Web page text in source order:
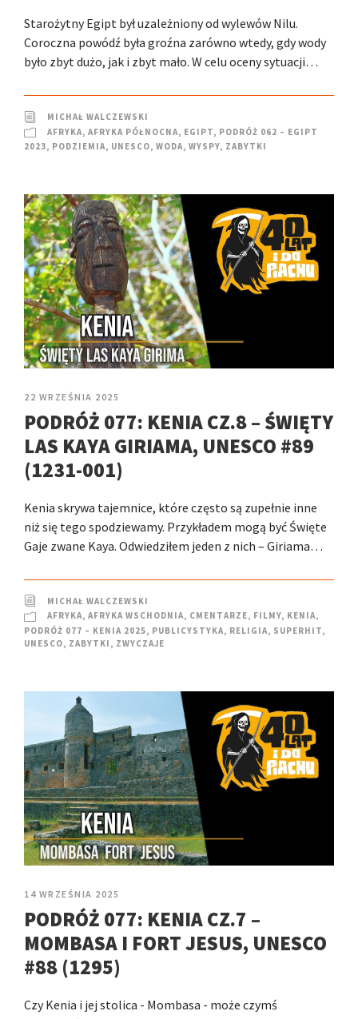
Starożytny Egipt był uzależniony od wylewów Nilu.
Coroczna powódź była groźna zarówno wtedy, gdy wody
było zbyt dużo, jak i zbyt mało. W celu oceny sytuacji…
MICHAŁ WALCZEWSKI
AFRYKA, AFRYKA PÓŁNOCNA, EGIPT, PODRÓŻ 062 – EGIPT
2023, PODZIEMIA, UNESCO, WODA, WYSPY, ZABYTKI
22 WRZEŚNIA 2025
PODRÓŻ 077: KENIA CZ.8 – ŚWIĘTY
LAS KAYA GIRIAMA, UNESCO #89
(1231-001)
Kenia skrywa tajemnice, które często są zupełnie inne
niż się tego spodziewamy. Przykładem mogą być Święte
Gaje zwane Kaya. Odwiedziłem jeden z nich – Giriama…
MICHAŁ WALCZEWSKI
AFRYKA, AFRYKA WSCHODNIA, CMENTARZE, FILMY, KENIA,
PODRÓŻ 077 – KENIA 2025, PUBLICYSTYKA, RELIGIA, SUPERHIT,
UNESCO, ZABYTKI , ZWYCZAJE
14 WRZEŚNIA 2025
PODRÓŻ 077: KENIA CZ.7 –
MOMBASA I FORT JESUS, UNESCO
#88 (1295)
Czy Kenia i jej stolica - Mombasa - może czymś